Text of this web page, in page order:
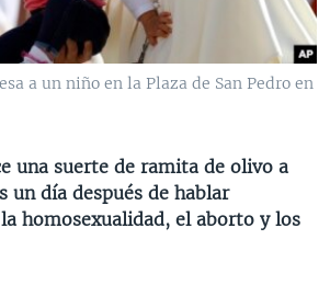
Y CULTURA
AL DÍA
VOA
a un niño en la Plaza de San Pedro en
una suerte de ramita de olivo a
un día después de hablar
homosexualidad, el aborto y los